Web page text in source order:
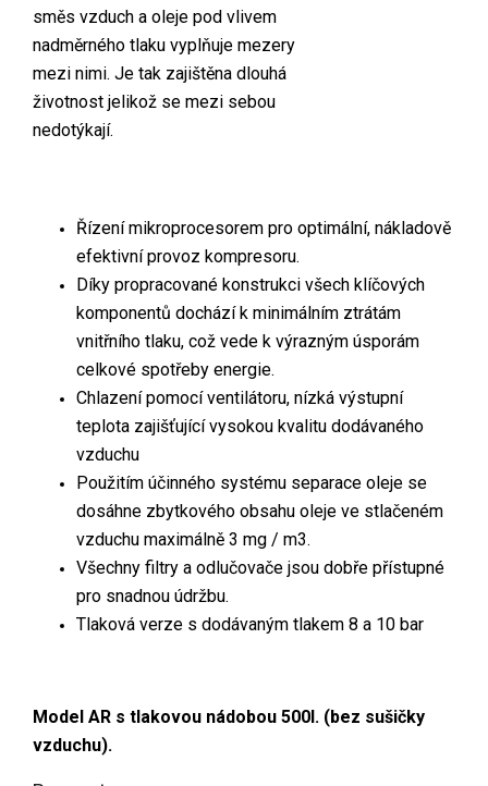
směs vzduch a oleje pod vlivem
nadměrného tlaku vyplňuje mezery
mezi nimi. Je tak zajištěna dlouhá
životnost jelikož se mezi sebou
nedotýkají.
Řízení mikroprocesorem pro optimální, nákladově
efektivní provoz kompresoru.
Díky propracované konstrukci všech klíčových
komponentů dochází k minimálním ztrátám
vnitřního tlaku, což vede k výrazným úsporám
celkové spotřeby energie.
Chlazení pomocí ventilátoru, nízká výstupní
teplota zajišťující vysokou kvalitu dodávaného
vzduchu
Použitím účinného systému separace oleje se
dosáhne zbytkového obsahu oleje ve stlačeném
vzduchu maximálně 3 mg / m3.
Všechny filtry a odlučovače jsou dobře přístupné
pro snadnou údržbu.
Tlaková verze s dodávaným tlakem 8 a 10 bar
Model AR s tlakovou nádobou 500l. (bez sušičky
vzduchu).